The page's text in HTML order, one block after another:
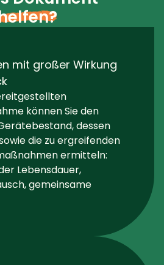
mit großer Wirkung
können Sie den
dessen
die zu ergreifenden
ermitteln:
Lebensdauer,
gemeinsame